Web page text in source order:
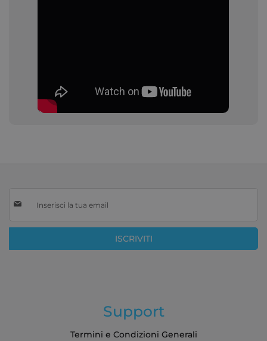
alla
Newsletter:
ISCRIVITI
Support
Termini e Condizioni Generali